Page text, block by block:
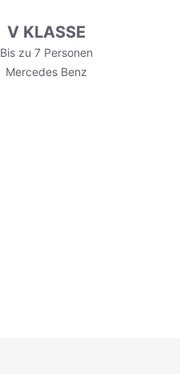
V KLASSE
Bis zu 7 Personen
Mercedes Benz